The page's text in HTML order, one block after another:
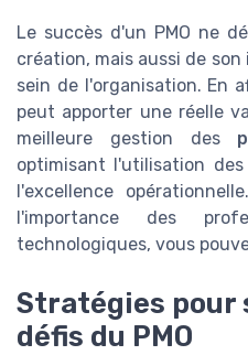
Le succès d'un PMO ne
création, mais aussi de
sein de l'organisation. En
peut apporter une réelle
meilleure gestion des
optimisant l'utilisation
l'excellence
l'importance des
technologiques, vous
Stratégies pour
défis du PMO